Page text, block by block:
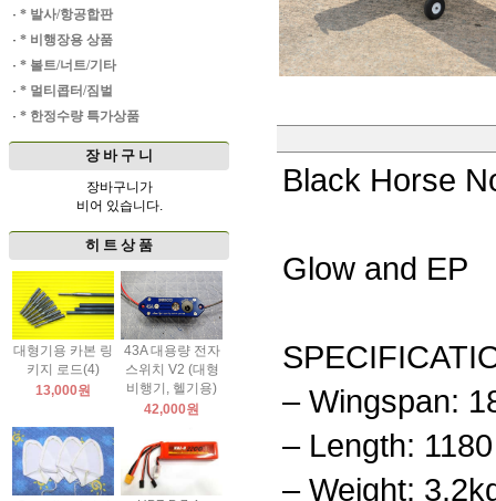
· * 발사/항공합판
· * 비행장용 상품
· * 볼트/너트/기타
· * 멀티콥터/짐벌
· * 한정수량 특가상품
장 바 구 니
장바구니가
비어 있습니다.
히 트 상 품
대형기용 카본 링
키지 로드(4)
13,000원
43A 대용량 전자
스위치 V2 (대형
비행기, 헬기용)
42,000원
Black Horse
Glow and EP
– Wingspan:
– Length:
– Weight: